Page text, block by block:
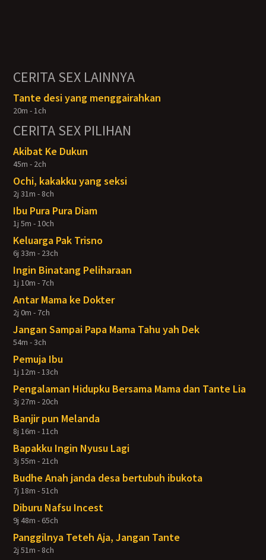
CERITA SEX LAINNYA
Tante desi yang menggairahkan
20m - 1ch
CERITA SEX PILIHAN
Akibat Ke Dukun
45m - 2ch
Ochi, kakakku yang seksi
2j 31m - 8ch
Ibu Pura Pura Diam
1j 5m - 10ch
Keluarga Pak Trisno
6j 33m - 23ch
Ingin Binatang Peliharaan
1j 10m - 7ch
Antar Mama ke Dokter
2j 0m - 7ch
Jangan Sampai Papa Mama Tahu yah Dek
54m - 3ch
Pemuja Ibu
1j 12m - 13ch
Pengalaman Hidupku Bersama Mama dan Tante Lia
3j 27m - 20ch
Banjir pun Melanda
8j 16m - 11ch
Bapakku Ingin Nyusu Lagi
3j 55m - 21ch
Budhe Anah janda desa bertubuh ibukota
7j 18m - 51ch
Diburu Nafsu Incest
9j 48m - 65ch
Panggilnya Teteh Aja, Jangan Tante
2j 51m - 8ch